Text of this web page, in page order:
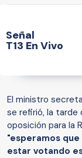
Señal
T13 En Vivo
El ministro
se refirió, la tarde
oposición para la
"esperamos
estar votando